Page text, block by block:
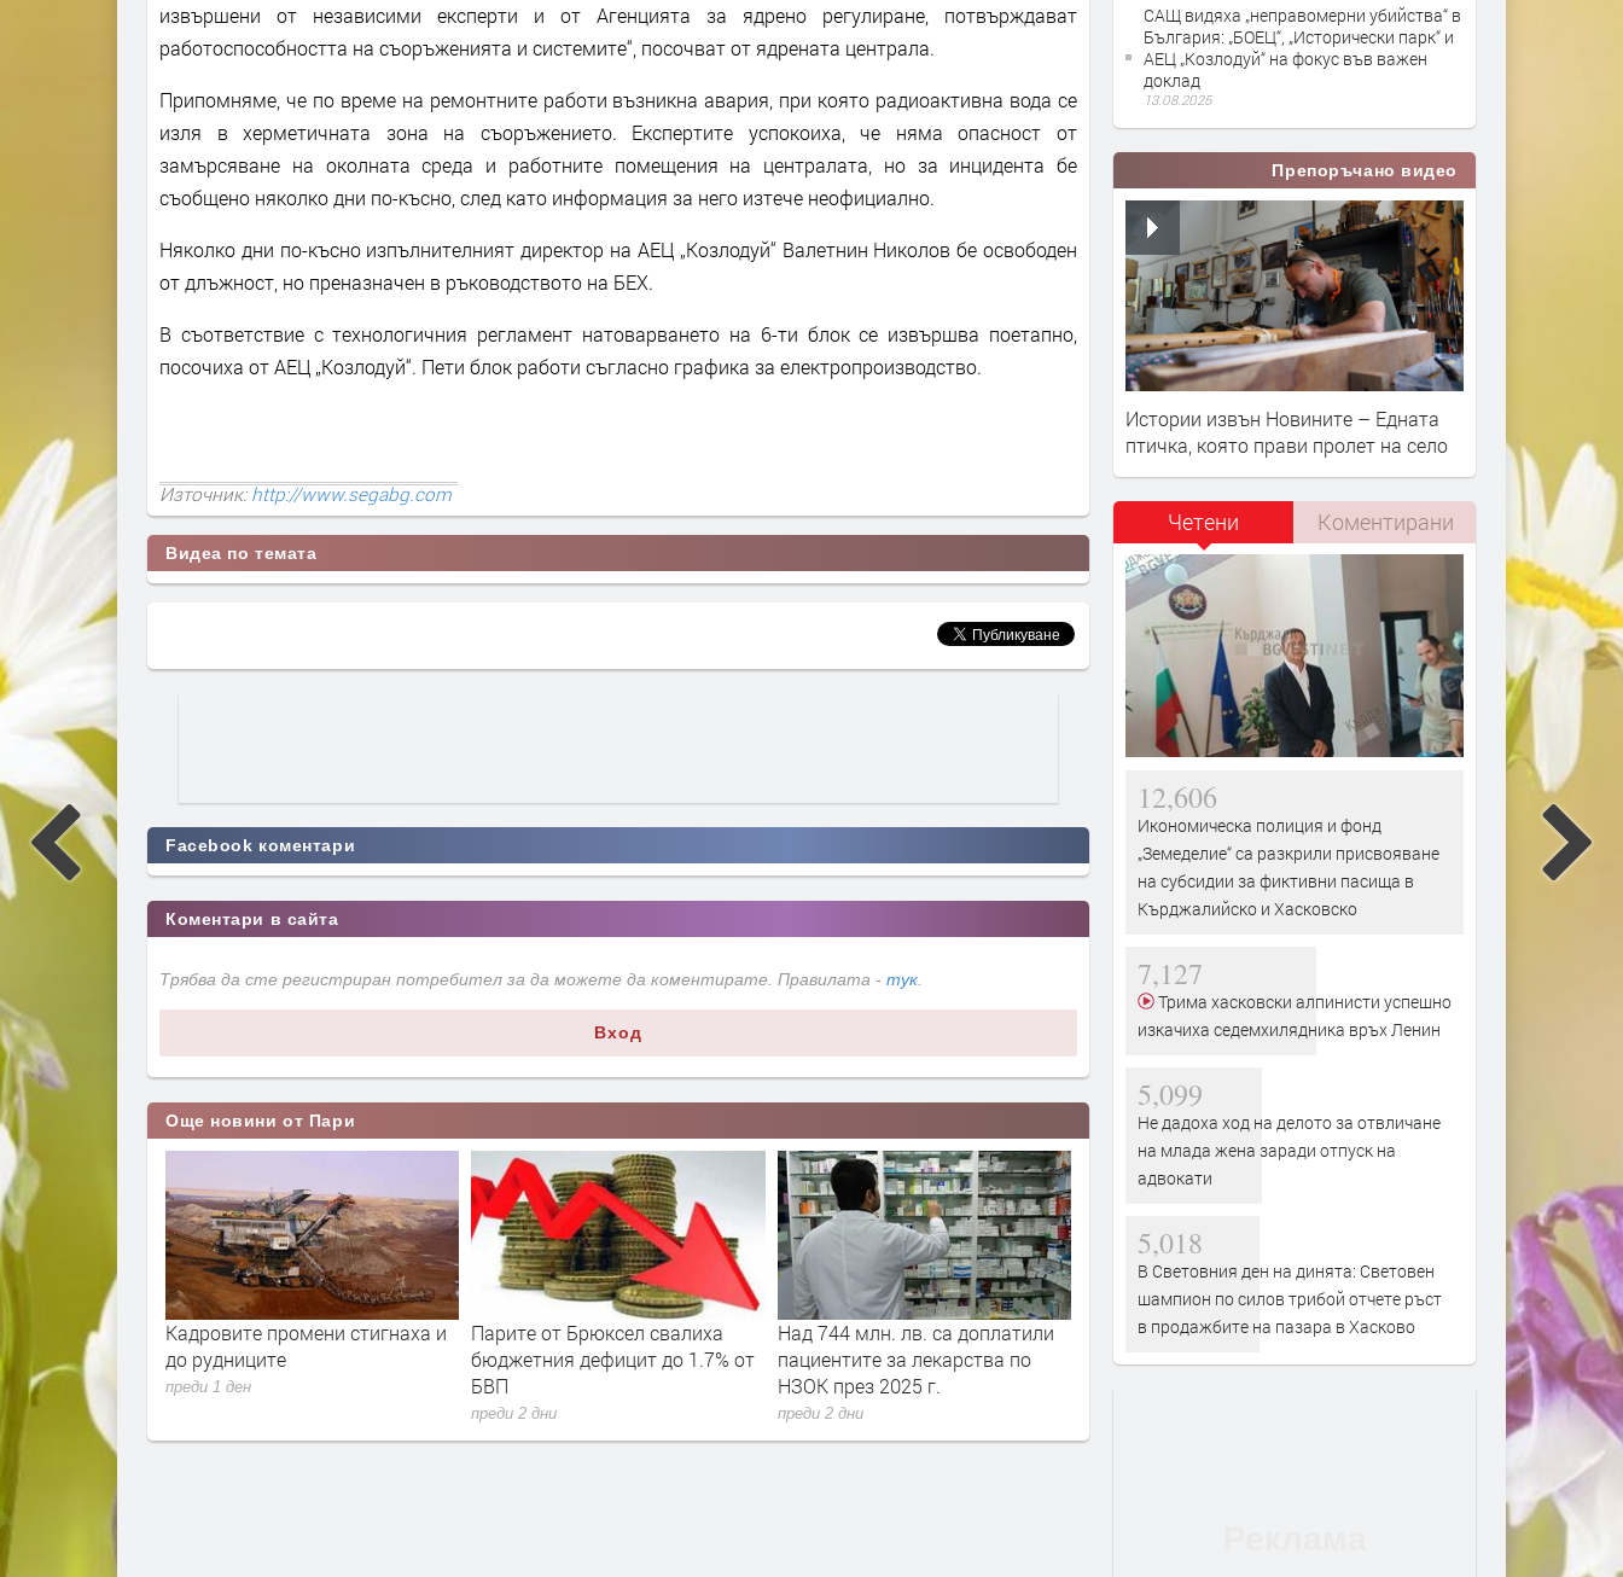
извършени от независими експерти и от Агенцията за ядрено регулиране, потвърждават
работоспособността на съоръженията и системите“, посочват от ядрената централа.
Припомняме, че по време на ремонтните работи възникна авария, при която радиоактивна вода се
изля в херметичната зона на съоръжението. Експертите успокоиха, че няма опасност от
замърсяване на околната среда и работните помещения на централата, но за инцидента бе
съобщено няколко дни по-късно, след като информация за него изтече неофициално.
Няколко дни по-късно изпълнителният директор на АЕЦ „Козлодуй“ Валетнин Николов бе освободен
от длъжност, но преназначен в ръководството на БЕХ.
В съответствие с технологичния регламент натоварването на 6-ти блок се извършва поетапно,
посочиха от АЕЦ „Козлодуй“. Пети блок работи съгласно графика за електропроизводство.
Източник:http://www.segabg.com
Видеа по темата
Facebook коментари
Коментари в сайта
Трябва да сте регистриран потребител за да можете да коментирате. Правилата - тук.
Вход
Още новини от Пари
е скочила с
И
Кадровите промени стигнаха и
до рудниците
преди 1 ден
Парите от Брюксел свалиха
бюджетния дефицит до 1.7% от
БВП
преди 2 дни
Над 744 млн. лв. са доплатили
пациентите за лекарства по
НЗОК през 2025 г.
преди 2 дни
Вече може да се подават молби
за личен фалит
Дигитално евро:
е вече в нашия смартфон
САЩ видяха „неправомерни убийства“ в
България: „БОЕЦ“, „Исторически парк“ и
АЕЦ „Козлодуй“ на фокус във важен
доклад
13.08.2025
Препоръчано видео
Истории извън Новините – Едната
птичка, която прави пролет на село
Четени Коментирани
12,606
Икономическа полиция и фонд
„Земеделие“ са разкрили присвояване
на субсидии за фиктивни пасища в
Кърджалийско и Хасковско
7,127
Трима хасковски алпинисти успешно
изкачиха седемхилядника връх Ленин
5,099
Не дадоха ход на делото за отвличане
на млада жена заради отпуск на
адвокати
5,018
В Световния ден на динята: Световен
шампион по силов трибой отчете ръст
в продажбите на пазара в Хасково